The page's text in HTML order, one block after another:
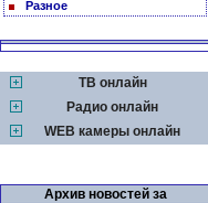
Разное
ТВ онлайн
Радио онлайн
WEB камеры онлайн
Архив новостей за